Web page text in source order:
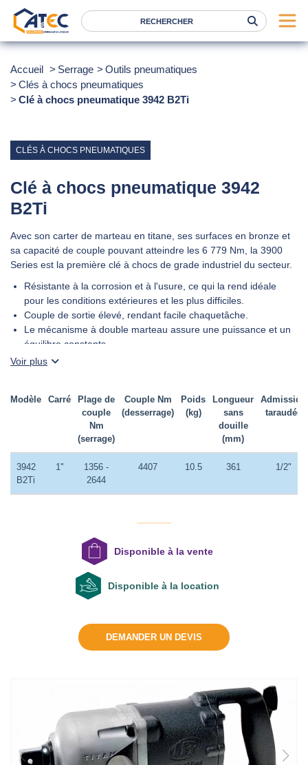
Levage
Services
Nos agences
News
RSE
Accueil Serrage
Outils pneumatiques
Clés à chocs pneumatiques
Clé à chocs pneumatique 3942 B2Ti
CLÉS À CHOCS PNEUMATIQUES
Clé à chocs pneumatique 3942
B2Ti
Avec son carter de marteau en titane, ses surfaces en bronze et
sa capacité de couple pouvant atteindre les 6 779 Nm, la 3900
Series est la première clé à chocs de grade industriel du secteur.
Résistante à la corrosion et à l'usure, ce qui la rend idéale
pour les conditions extérieures et les plus difficiles.
Couple de sortie élevé, rendant facile chaquetâche.
Le mécanisme à double marteau assure une puissance et un
équilibre constants
Moteur à palettes pour aider à retirer les boulons les plus
une couverture complète del'outil.
Optimisée pour les opérations d'entretien et de réparation
dans les secteurs du pétroleet du gaz, de la production
d'électricité, de l'industrie métallurgique, de lamachinerie
Silencieux intégré
Voir plus
Modèle Carré
Plage de
couple
Nm
(serrage)
Couple Nm
(desserrage)
Poids
(kg)
Longueur
sans
douille
(mm)
Admission
taraudée
3942
B2Ti
1"
1356 -
2644
4407 10.5 361 1/2"
Disponible à la vente
Disponible à la location
DEMANDER UN DEVIS